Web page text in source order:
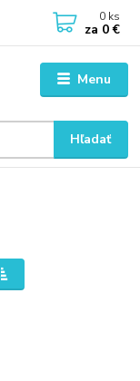
Menu
Hľadať
0 ks
za 0 €